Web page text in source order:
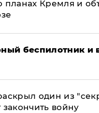
Кремля и
беспилотник и
один из
войну